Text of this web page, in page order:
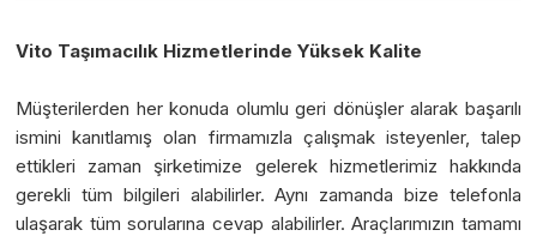
Vito Taşımacılık Hizmetlerinde Yüksek Kalite
Müşterilerden her konuda olumlu geri dönüşler alarak başarılı
ismini kanıtlamış olan firmamızla çalışmak isteyenler, talep
ettikleri zaman şirketimize gelerek hizmetlerimiz hakkında
gerekli tüm bilgileri alabilirler. Aynı zamanda bize telefonla
ulaşarak tüm sorularına cevap alabilirler. Araçlarımızın tamamı